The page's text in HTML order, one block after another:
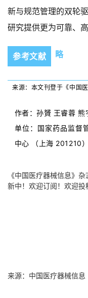
新与规范管理的双轮
研究提供更为可靠、高
参考文献 略
来源：本文刊登于《中国
作者：孙贇 王睿蓉 熊
单位： 国家药品监督
中心 （上海 201210）
《中国医疗器械信息》
新中！欢迎订阅！欢迎投
来源：中国医疗器械信息